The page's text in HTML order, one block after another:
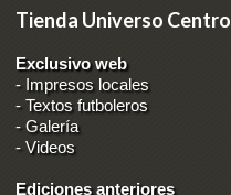
Tienda Universo Centro
Exclusivo web
- Impresos locales
-Textos futboleros
-Galería
-Videos
Ediciones anteriores